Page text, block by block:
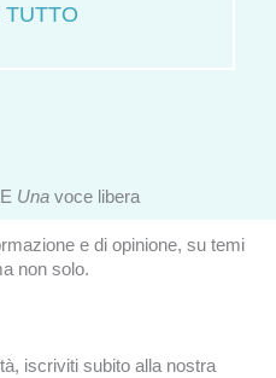
TUTTO
Una voce libera
e di opinione, su temi
non solo.
iscriviti subito alla nostra